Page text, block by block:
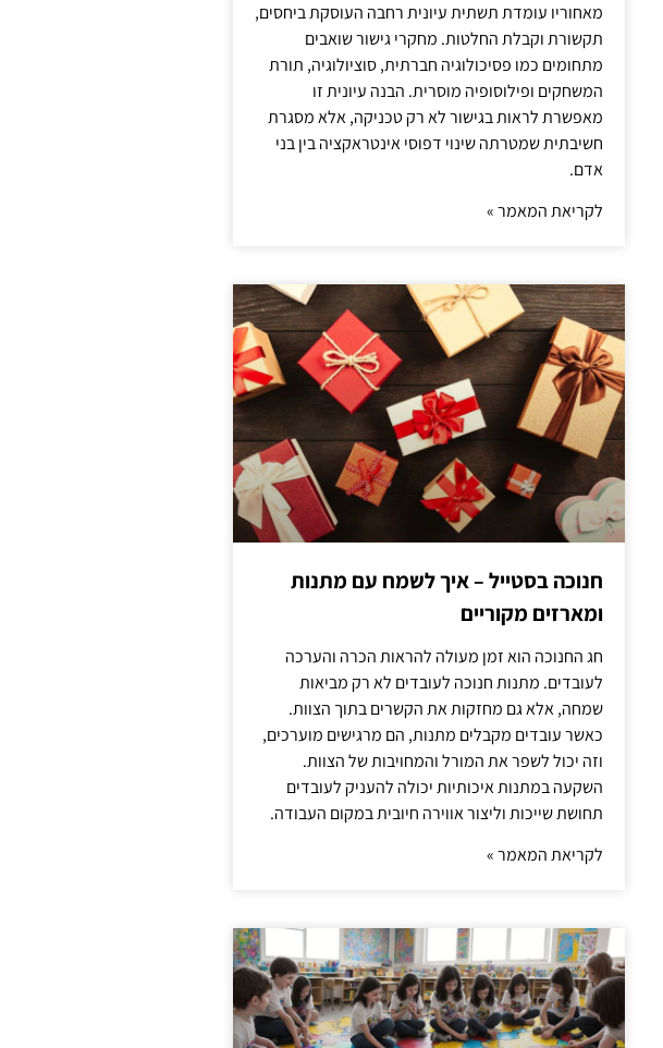
מאחוריו עומדת תשתית עיונית רחבה העוסקת ביחסים,
תקשורת וקבלת החלטות. מחקרי גישור שואבים
מתחומים כמו פסיכולוגיה חברתית, סוציולוגיה, תורת
המשחקים ופילוסופיה מוסרית. הבנה עיונית זו
מאפשרת לראות בגישור לא רק טכניקה, אלא מסגרת
חשיבתית שמטרתה שינוי דפוסי אינטראקציה בין בני
אדם.
לקריאת המאמר »
חנוכה בסטייל – איך לשמח עם מתנות
ומארזים מקוריים
חג החנוכה הוא זמן מעולה להראות הכרה והערכה
לעובדים. מתנות חנוכה לעובדים לא רק מביאות
שמחה, אלא גם מחזקות את הקשרים בתוך הצוות.
כאשר עובדים מקבלים מתנות, הם מרגישים מוערכים,
וזה יכול לשפר את המורל והמחויבות של הצוות.
השקעה במתנות איכותיות יכולה להעניק לעובדים
תחושת שייכות וליצור אווירה חיובית במקום העבודה.
לקריאת המאמר »